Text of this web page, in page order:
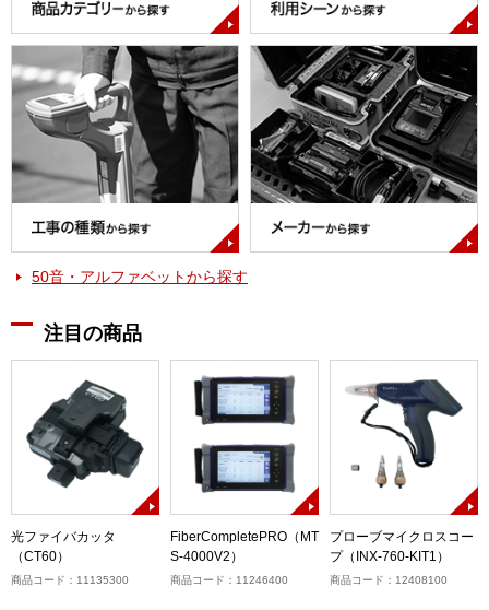
50音・アルファベットから探す
注目の商品
光ファイバカッタ
（CT60）
商品コード：11135300
FiberCompletePRO（MT
S-4000V2）
商品コード：11246400
プローブマイクロスコー
プ（INX-760-KIT1）
商品コード：12408100